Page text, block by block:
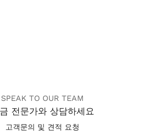
SPEAK TO OUR TEAM
전문가와 상담하세요
고객문의 및 견적 요청